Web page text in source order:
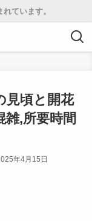
ています。
見頃と開花
,所要時間
年4月15日